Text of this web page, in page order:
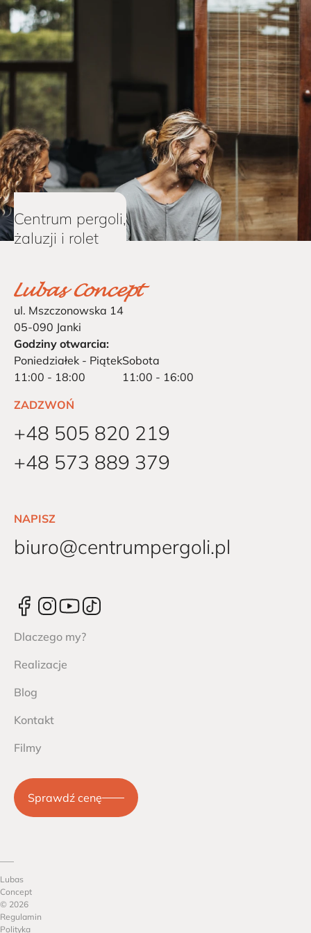
Centrum pergoli,
żaluzji i rolet
ul. Mszczonowska 14
05-090 Janki
Godziny otwarcia:
Poniedziałek - Piątek
11:00 - 18:00
Sobota
11:00 - 16:00
ZADZWOŃ
+48 505 820 219
+48 573 889 379
NAPISZ
biuro@centrumpergoli.pl
Dlaczego my?
Realizacje
Blog
Kontakt
Filmy
Sprawdź cenę
Lubas
Concept
© 2026
Polityka
Regulamin